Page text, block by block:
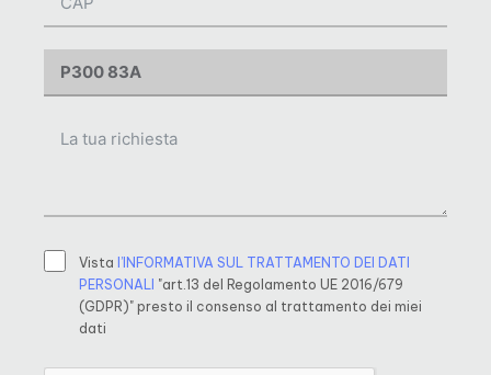
Vista l’INFORMATIVA SUL TRATTAMENTO DEI DATI
PERSONALI
"art.13 del Regolamento UE 2016/679
(GDPR)" presto il consenso al trattamento dei miei
dati